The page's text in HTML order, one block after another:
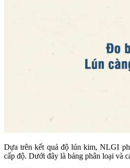
Dựa trên kết quả độ lún kim, NLGI
cấp độ. Dưới đây là bảng phân loại và